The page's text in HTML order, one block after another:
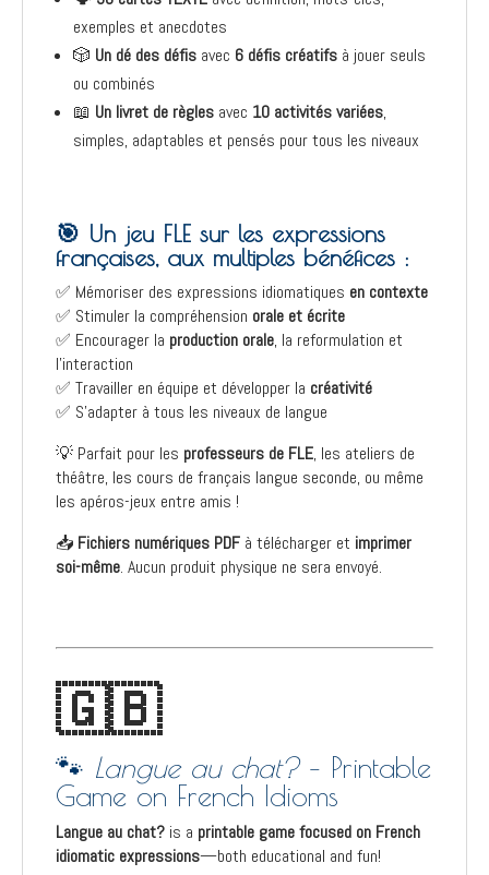
exemples et anecdotes
🎲 Un dé des défis avec 6 défis créatifs à jouer seuls
ou combinés
📖 Un livret de règles avec 10 activités variées,
simples, adaptables et pensés pour tous les niveaux
🎯 Un jeu FLE sur les expressions
françaises, aux multiples bénéfices :
✅ Mémoriser des expressions idiomatiques en contexte
✅ Stimuler la compréhension orale et écrite
✅ Encourager la production orale, la reformulation et
l’interaction
✅ Travailler en équipe et développer la créativité
✅ S’adapter à tous les niveaux de langue
💡 Parfait pour les professeurs de FLE, les ateliers de
théâtre, les cours de français langue seconde, ou même
les apéros-jeux entre amis !
📥 Fichiers numériques PDF à télécharger et imprimer
soi-même. Aucun produit physique ne sera envoyé.
🇬🇧
🐾 Langue au chat?– Printable
Game on French Idioms
Langue au chat? is a printable game focused on French
idiomatic expressions—both educational and fun!